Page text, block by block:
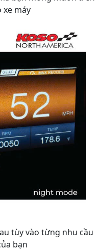
xe máy
tùy vào từng nhu cầu
bạn